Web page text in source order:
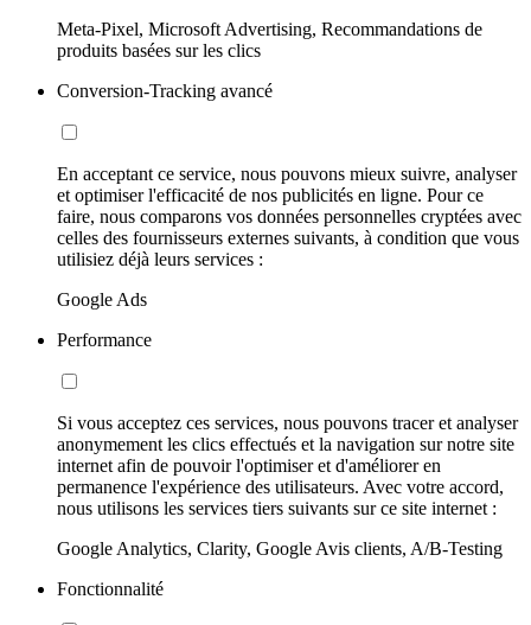
Meta-Pixel, Microsoft Advertising, Recommandations de
produits basées sur les clics
Conversion-Tracking avancé
En acceptant ce service, nous pouvons mieux suivre, analyser
et optimiser l'efficacité de nos publicités en ligne. Pour ce
faire, nous comparons vos données personnelles cryptées avec
celles des fournisseurs externes suivants, à condition que vous
utilisiez déjà leurs services :
Google Ads
Performance
Si vous acceptez ces services, nous pouvons tracer et analyser
anonymement les clics effectués et la navigation sur notre site
internet afin de pouvoir l'optimiser et d'améliorer en
permanence l'expérience des utilisateurs. Avec votre accord,
nous utilisons les services tiers suivants sur ce site internet :
Google Analytics, Clarity, Google Avis clients, A/B-Testing
Fonctionnalité